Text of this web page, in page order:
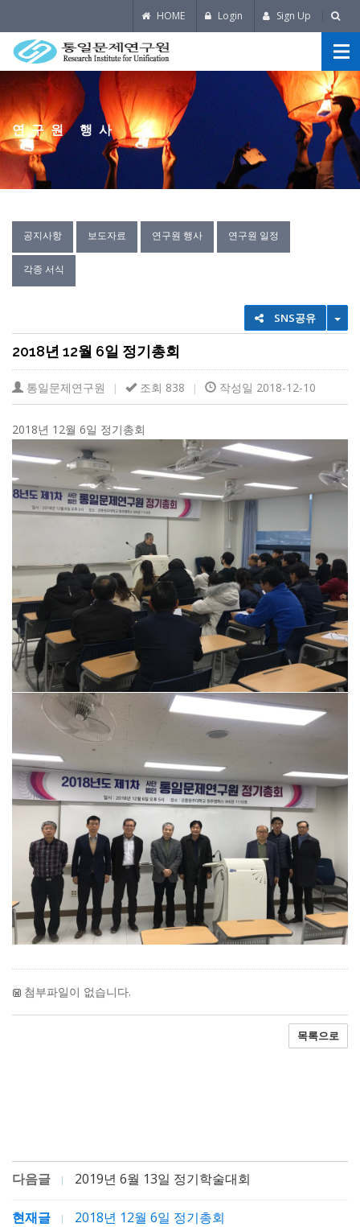
HOME Login Sign Up
연구원 행사
공지사항 보도자료 연구원 행사 연구원 일정
각종 서식
SNS공유
2018년 12월 6일 정기총회
통일문제연구원 | 조회 838 | 작성일 2018-12-10
2018년 12월 6일 정기총회
첨부파일이 없습니다.
목록으로
다음글 2019년 6월 13일 정기학술대회
현재글 2018년 12월 6일 정기총회